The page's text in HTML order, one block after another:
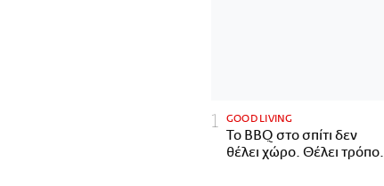
GOOD LIVING
Το BBQ στο σπίτι δεν
θέλει χώρο. Θέλει τρόπο.